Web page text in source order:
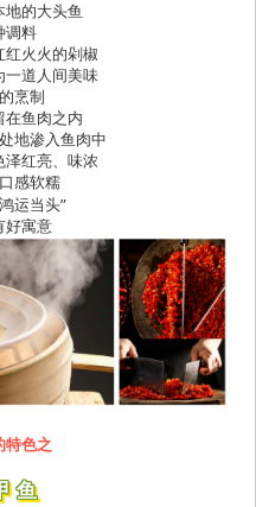
地的大头鱼
调料
红火火的剁椒
一道人间美味
烹制
在鱼肉之内
地渗入鱼肉中
泽红亮、味浓
感软糯
运当头”
好寓意
特色之
鱼